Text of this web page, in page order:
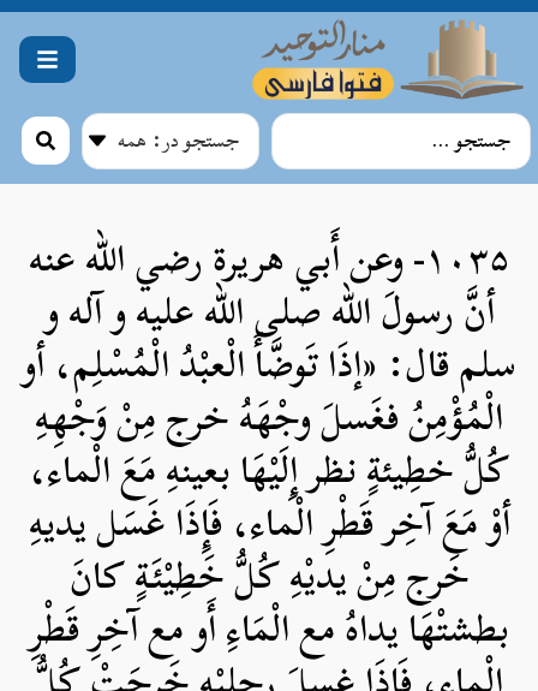
۱۰۳۵- وعن أَبي هريرة رضي الله عنه
أنَّ رسولَ الله صلی الله علیه و آله و
سلم قال: «إذَا تَوضَّأَ الْعبْدُ الْمُسْلِم، أو
الْمُؤْمِنُ فغَسلَ وجْهَهُ خرج مِنْ وَجْهِهِ
كُلُّ خطِيئةٍ نظر إِلَيْهَا بعينهِ مَعَ الْماء،
أوْ مَعَ آخِر قَطْرِ الْماء، فَإِذَا غَسَل يديهِ
خَرج مِنْ يديْهِ كُلُّ خَطِيْئَةٍ كانَ
بطشتْهَا يداهُ مع الْمَاءِ أَو مع آخِرِ قَطْرِ